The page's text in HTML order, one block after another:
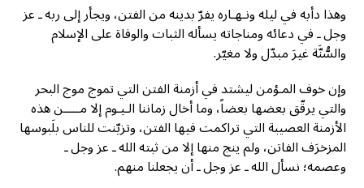
وهذا دأبه في ليله ونـهـاره يفرّ بدينه من الفتن، ويجأر إلى ربه ـ عز
وجل ـ في دعائه ومناجاته يسأله الثبات والوفاة على الإسلام
والسُّنَّة غيرَ مبدّل ولا مغيّر.
وإن خوف المـؤمن ليشتد في أزمنة الفتن التي تموج موج البحر
والتي يرقّق بعضها بعضاً، وما أخال زماننا الـيـوم إلا مـــــن هذه
الأزمنة العصيبة التي تراكمت فيها الفتن، وتزيّنت للناس بلَبوسها
المزخرَف الفاتن، ولم ينج منها إلا من ثبته الله ـ عز وجل ـ
وعصمه؛ نسأل الله ـ عز وجل ـ أن يجعلنا منهم.